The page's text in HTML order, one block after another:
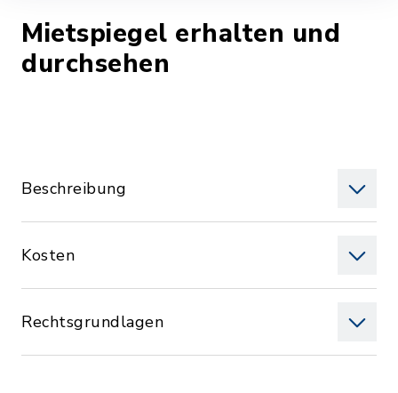
Mietspiegel erhalten und
durchsehen
Beschreibung
Kosten
Rechtsgrundlagen